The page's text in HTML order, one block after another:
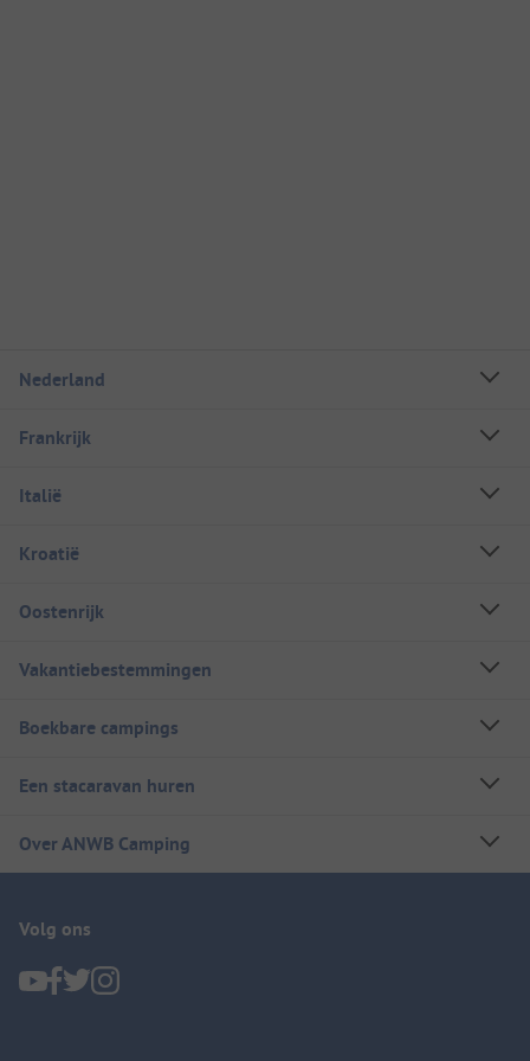
Nederland
Frankrijk
Italië
Kroatië
Oostenrijk
Vakantiebestemmingen
Boekbare campings
Een stacaravan huren
Over ANWB Camping
Volg ons